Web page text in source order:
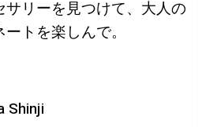
リーを見つけて、大人の
トを楽しんで。
Shinji